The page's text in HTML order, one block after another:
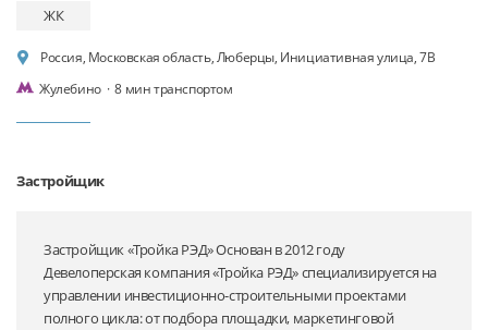
ЖК
Россия, Московская область, Люберцы, Инициативная улица, 7В
Жулебино · 8 мин транспортом
Застройщик
Застройщик «Тройка РЭД» Основан в 2012 году
Девелоперская компания «Тройка РЭД» специализируется на
управлении инвестиционно-строительными проектами
полного цикла: от подбора площадки, маркетинговой